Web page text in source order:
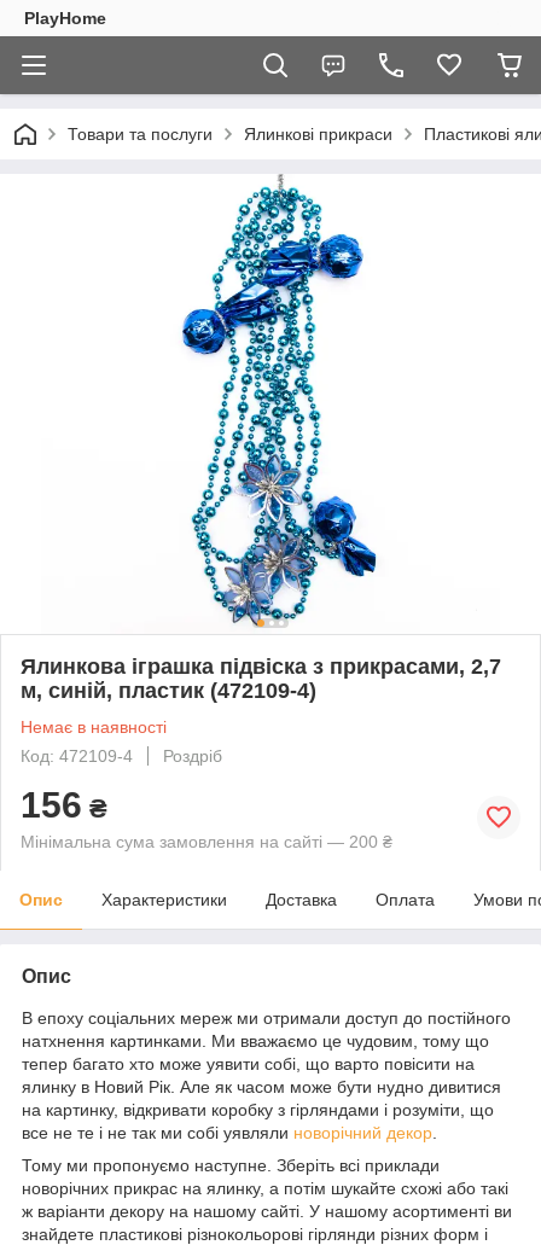
PlayHome
Товари та послуги Ялинкові прикраси Пластикові
Ялинкова іграшка підвіска з прикрасами, 2,7
м, синій, пластик (472109-4)
Немає в наявності
Код: 472109-4
Роздріб
156 ₴
Мінімальна сума замовлення на сайті — 200 ₴
Опис Характеристики Доставка Оплата Умови
Опис
В епоху соціальних мереж ми отримали доступ до постійного
натхнення картинками. Ми вважаємо це чудовим, тому що
тепер багато хто може уявити собі, що варто повісити на
ялинку в Новий Рік. Але як часом може бути нудно дивитися
на картинку, відкривати коробку з гірляндами і розуміти, що
все не те і не так ми собі уявляли новорічний декор
Тому ми пропонуємо наступне. Зберіть всі приклади
новорічних прикрас на ялинку, а потім шукайте схожі або такі
ж варіанти декору на нашому сайті. У нашому асортименті ви
знайдете пластикові різнокольорові гірлянди різних форм і